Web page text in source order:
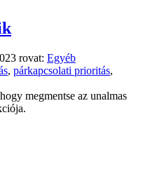
rovat: Egyéb
, párkapcsolati prioritás,
megmentse az unalmas